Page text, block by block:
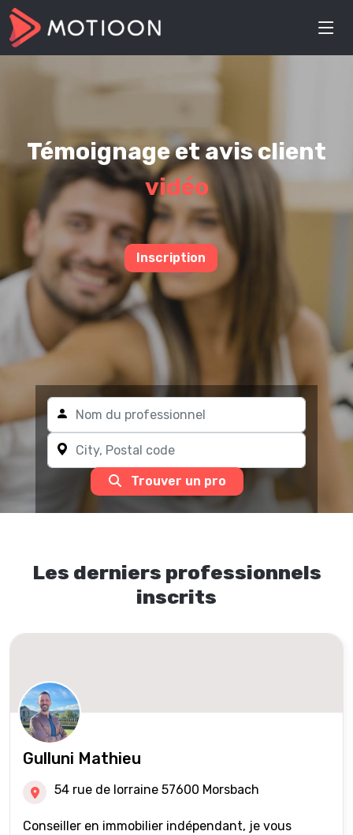
Témoignage et avis client
vidéo
Inscription
Trouver un pro
Les derniers professionnels
inscrits
Gulluni Mathieu
54 rue de lorraine 57600 Morsbach
Conseiller en immobilier indépendant, je vous